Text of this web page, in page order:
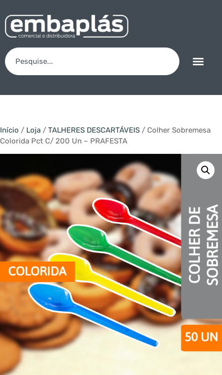
Início / Loja / TALHERES DESCARTÁVEIS / Colher Sobremesa
Colorida Pct C/ 200 Un – PRAFESTA